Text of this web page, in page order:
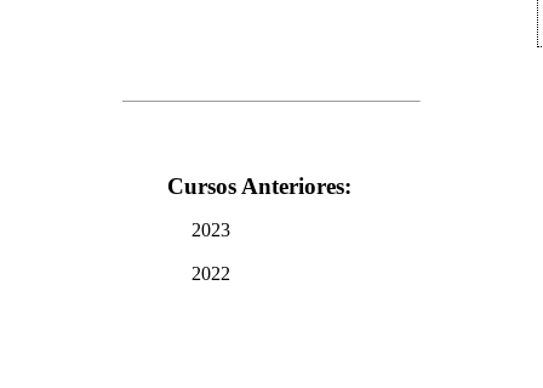
Cursos Anteriores:
2023
2022